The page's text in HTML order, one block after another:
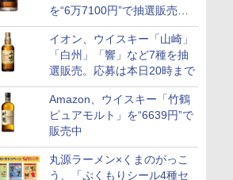
を“6万7100円”で抽選販売。
店頭で9日まで受付
イオン、ウイスキー「山崎」
「白州」「響」など7種を抽
選販売。応募は本日20時まで
Amazon、ウイスキー「竹鶴
ピュアモルト」を“6639円”で
販売中
丸源ラーメン×くまのがっこ
う、「ぷくもりシール4種セ